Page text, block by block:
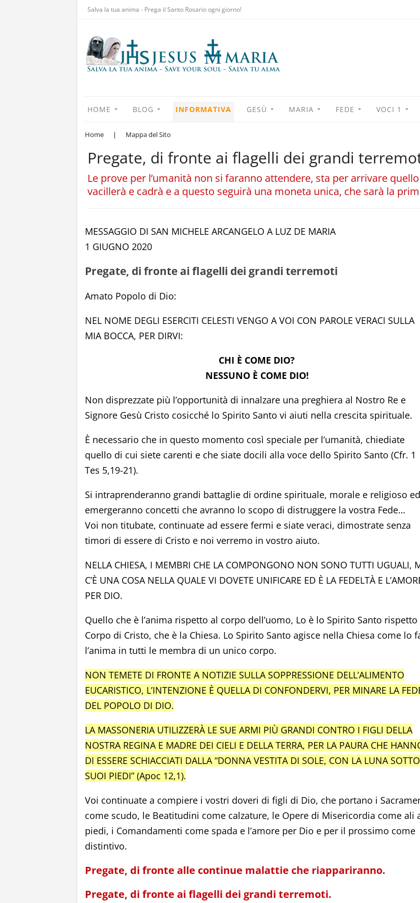
Salva la tua anima - Prega il Santo Rosario ogni giorno!
HOME BLOG INFORMATIVA GESÙ MARIA FEDE VOCI 1
Home | Mappa del Sito
Pregate, di fronte ai flagelli dei grandi
Le prove per l’umanità non si faranno attendere, sta per arrivare
vacillerà e cadrà e a questo seguirà una moneta unica, che sarà la
MESSAGGIO DI SAN MICHELE ARCANGELO A LUZ DE MARIA
1 GIUGNO 2020
Pregate, di fronte ai flagelli dei grandi terremoti
Amato Popolo di Dio:
NEL NOME DEGLI ESERCITI CELESTI VENGO A VOI CON PAROLE VERACI SULLA
MIA BOCCA, PER DIRVI:
CHI È COME DIO?
NESSUNO È COME DIO!
Non disprezzate più l’opportunità di innalzare una preghiera al Nostro Re e
Signore Gesù Cristo cosicché lo Spirito Santo vi aiuti nella crescita spirituale.
È necessario che in questo momento così speciale per l’umanità, chiediate
quello di cui siete carenti e che siate docili alla voce dello Spirito Santo (Cfr. 1
Tes 5,19-21).
Si intraprenderanno grandi battaglie di ordine spirituale, morale e religioso ed
emergeranno concetti che avranno lo scopo di distruggere la vostra Fede…
Voi non titubate, continuate ad essere fermi e siate veraci, dimostrate senza
timori di essere di Cristo e noi verremo in vostro aiuto.
NELLA CHIESA, I MEMBRI CHE LA COMPONGONO NON SONO TUTTI UGUALI,
C’È UNA COSA NELLA QUALE VI DOVETE UNIFICARE ED È LA FEDELTÀ E
PER DIO.
Quello che è l’anima rispetto al corpo dell’uomo, Lo è lo Spirito Santo rispetto
Corpo di Cristo, che è la Chiesa. Lo Spirito Santo agisce nella Chiesa come lo
l’anima in tutti le membra di un unico corpo.
NON TEMETE DI FRONTE A NOTIZIE SULLA SOPPRESSIONE DELL’ALIMENTO
EUCARISTICO, L’INTENZIONE È QUELLA DI CONFONDERVI, PER MINARE LA
DEL POPOLO DI DIO.
LA MASSONERIA UTILIZZERÀ LE SUE ARMI PIÙ GRANDI CONTRO I FIGLI DELLA
NOSTRA REGINA E MADRE DEI CIELI E DELLA TERRA, PER LA PAURA CHE
DI ESSERE SCHIACCIATI DALLA “DONNA VESTITA DI SOLE, CON LA LUNA
SUOI PIEDI” (Apoc 12,1).
Voi continuate a compiere i vostri doveri di figli di Dio, che portano i
come scudo, le Beatitudini come calzature, le Opere di Misericordia come ali
piedi, i Comandamenti come spada e l’amore per Dio e per il prossimo come
distintivo.
Pregate, di fronte alle continue malattie che riappariranno.
Pregate, di fronte ai flagelli dei grandi terremoti.